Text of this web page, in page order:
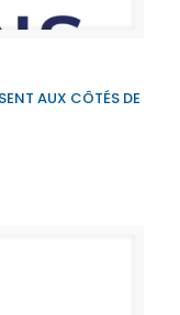
AUX CÔTÉS DE